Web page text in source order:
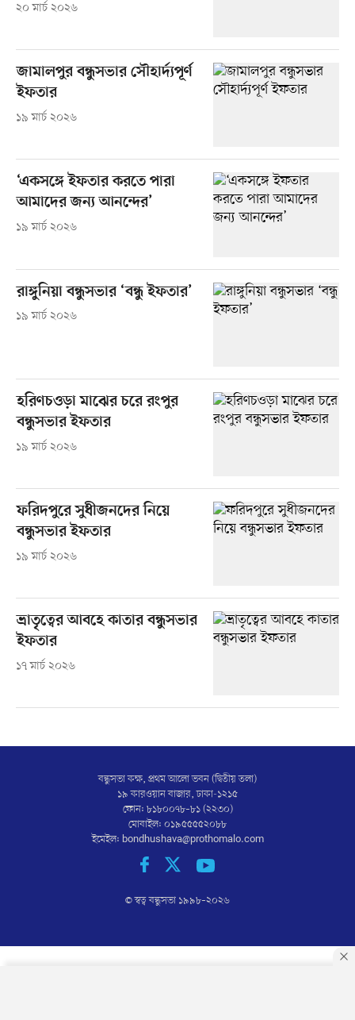
২০ মার্চ ২০২৬
জামালপুর বন্ধুসভার সৌহার্দ্যপূর্ণ
ইফতার
১৯ মার্চ ২০২৬
‘একসঙ্গে ইফতার করতে পারা
আমাদের জন্য আনন্দের’
১৯ মার্চ ২০২৬
রাঙ্গুনিয়া বন্ধুসভার ‘বন্ধু ইফতার’
১৯ মার্চ ২০২৬
হরিণচওড়া মাঝের চরে রংপুর
বন্ধুসভার ইফতার
১৯ মার্চ ২০২৬
ফরিদপুরে সুধীজনদের নিয়ে
বন্ধুসভার ইফতার
১৯ মার্চ ২০২৬
ভ্রাতৃত্বের আবহে কাতার বন্ধুসভার
ইফতার
১৭ মার্চ ২০২৬
বন্ধুসভা কক্ষ, প্রথম আলো ভবন (দ্বিতীয় তলা)
১৯ কারওয়ান বাজার, ঢাকা-১২১৫
ফোন: ৮১৮০০৭৮–৮১ (২২৩০)
মোবাইল: ০১৯৫৫৫৫২০৮৮
ইমেইল: bondhushava@prothomalo.com
© স্বত্ব বন্ধুসভা ১৯৯৮–২০২৬